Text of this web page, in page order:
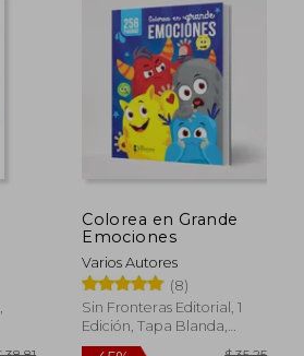
Colorea en Grande
Emociones
Varios Autores
(8)
Sin Fronteras Editorial, 1
Edición, Tapa Blanda,
Nuevo